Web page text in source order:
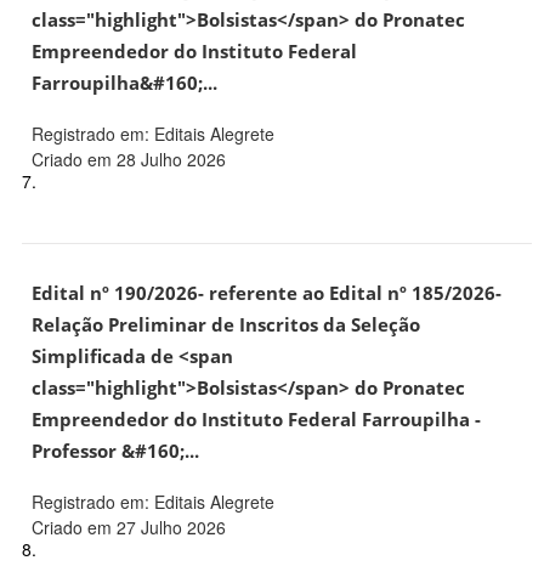
class="highlight">Bolsistas</span> do Pronatec
Empreendedor do Instituto Federal
Farroupilha&#160;...
Registrado em: Editais Alegrete
Criado em 28 Julho 2026
7.
Edital nº 190/2026- referente ao Edital nº 185/2026-
Relação Preliminar de Inscritos da Seleção
Simplificada de <span
class="highlight">Bolsistas</span> do Pronatec
Empreendedor do Instituto Federal Farroupilha -
Professor &#160;...
Registrado em: Editais Alegrete
Criado em 27 Julho 2026
8.